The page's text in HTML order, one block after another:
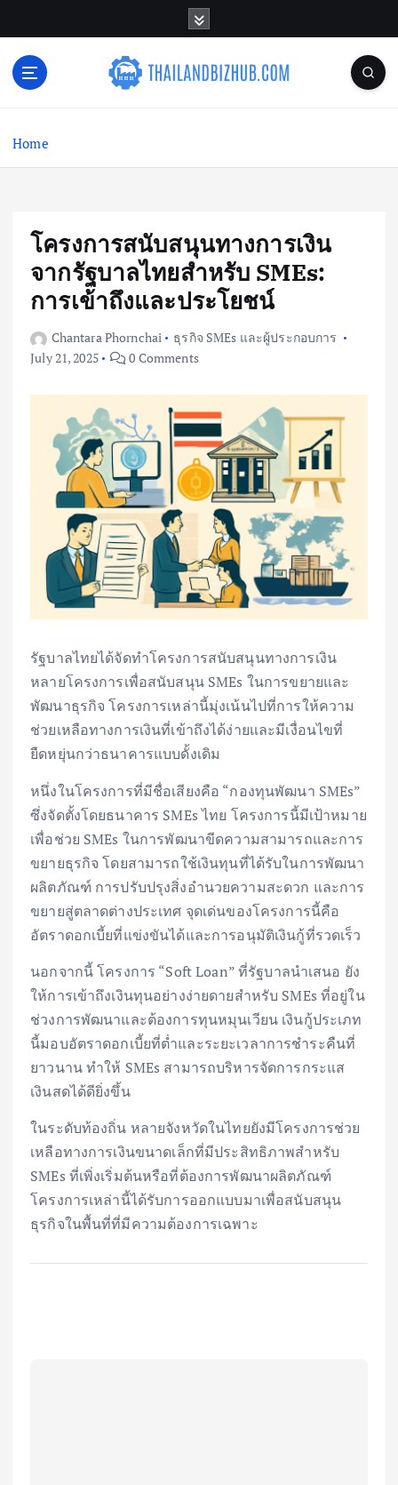
n
Home
โครงการสนับสนุนทางการเงิน
จากรัฐบาลไทยสำหรับ SMEs:
การเข้าถึงและประโยชน์
Chantara Phornchai
ธุรกิจ SMEs และผู้ประกอบการ
July 21, 2025
0 Comments
รัฐบาลไทยได้จัดทำโครงการสนับสนุนทางการเงิน
หลายโครงการเพื่อสนับสนุน SMEs ในการขยายและ
พัฒนาธุรกิจ โครงการเหล่านี้มุ่งเน้นไปที่การให้ความ
ช่วยเหลือทางการเงินที่เข้าถึงได้ง่ายและมีเงื่อนไขที่
ยืดหยุ่นกว่าธนาคารแบบดั้งเดิม
หนึ่งในโครงการที่มีชื่อเสียงคือ “กองทุนพัฒนา SMEs”
ซึ่งจัดตั้งโดยธนาคาร SMEs ไทย โครงการนี้มีเป้าหมาย
เพื่อช่วย SMEs ในการพัฒนาขีดความสามารถและการ
ขยายธุรกิจ โดยสามารถใช้เงินทุนที่ได้รับในการพัฒนา
ผลิตภัณฑ์ การปรับปรุงสิ่งอำนวยความสะดวก และการ
ขยายสู่ตลาดต่างประเทศ จุดเด่นของโครงการนี้คือ
อัตราดอกเบี้ยที่แข่งขันได้และการอนุมัติเงินกู้ที่รวดเร็ว
นอกจากนี้ โครงการ “Soft Loan” ที่รัฐบาลนำเสนอ ยัง
ให้การเข้าถึงเงินทุนอย่างง่ายดายสำหรับ SMEs ที่อยู่ใน
ช่วงการพัฒนาและต้องการทุนหมุนเวียน เงินกู้ประเภท
นี้มอบอัตราดอกเบี้ยที่ต่ำและระยะเวลาการชำระคืนที่
ยาวนาน ทำให้ SMEs สามารถบริหารจัดการกระแส
เงินสดได้ดียิ่งขึ้น
ในระดับท้องถิ่น หลายจังหวัดในไทยยังมีโครงการช่วย
เหลือทางการเงินขนาดเล็กที่มีประสิทธิภาพสำหรับ
SMEs ที่เพิ่งเริ่มต้นหรือที่ต้องการพัฒนาผลิตภัณฑ์
โครงการเหล่านี้ได้รับการออกแบบมาเพื่อสนับสนุน
ธุรกิจในพื้นที่ที่มีความต้องการเฉพาะ